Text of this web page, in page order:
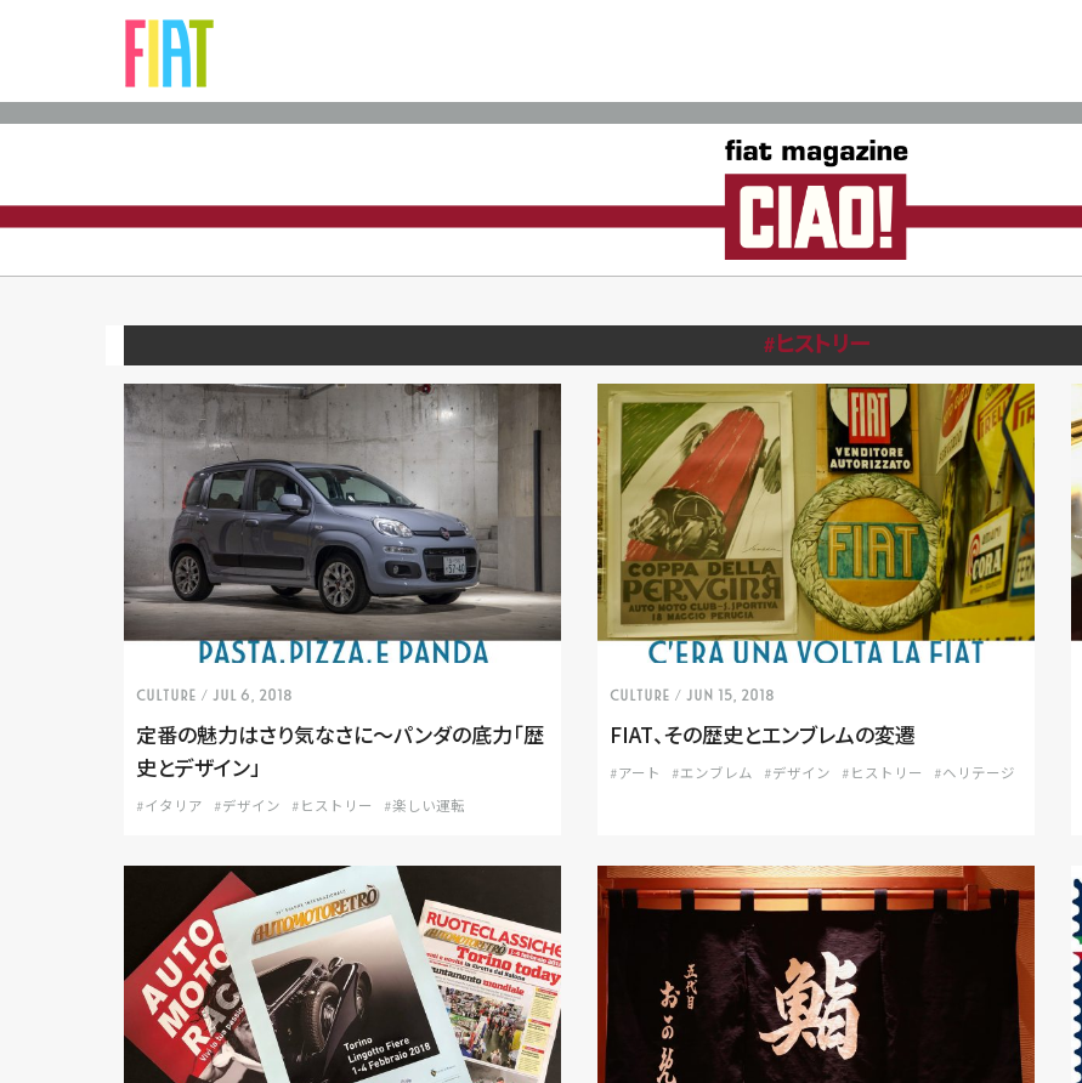
#ヒストリー
CULTURE / Jul 6, 2018
定番の魅力はさり気なさに〜パンダの底力「歴
史とデザイン」
#イタリア #デザイン #ヒストリー #楽しい運転
CULTURE / Jun 15, 2018
FIAT、その歴史とエンブレムの変遷
#アート #エンブレム #デザイン #ヒストリー #ヘリテージ